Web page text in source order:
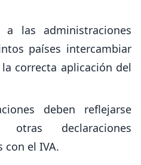
las administraciones
países intercambiar
correcta aplicación del
deben reflejarse
otras declaraciones
con el IVA.